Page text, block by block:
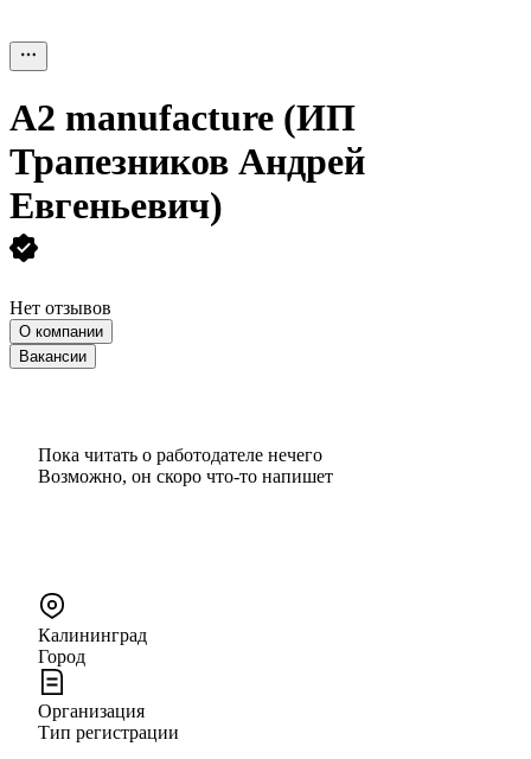
A2 manufacture (ИП
Трапезников Андрей
Евгеньевич)
Нет отзывов
О компании
Вакансии
Пока читать о работодателе нечего
Возможно, он скоро что‑то напишет
Калининград
Город
Организация
Тип регистрации